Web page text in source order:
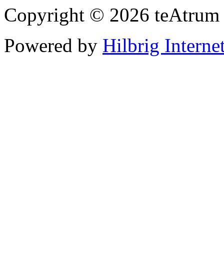
Copyright © 2026
Powered by Hilbrig